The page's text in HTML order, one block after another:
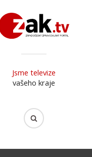
Jsme televize
vašeho kraje